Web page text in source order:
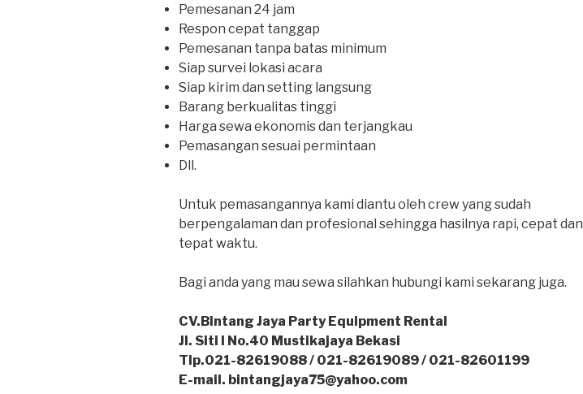
Pemesanan 24 jam
Respon cepat tanggap
Pemesanan tanpa batas minimum
Siap survei lokasi acara
Siap kirim dan setting langsung
Barang berkualitas tinggi
Harga sewa ekonomis dan terjangkau
Pemasangan sesuai permintaan
Dll.
Untuk pemasangannya kami diantu oleh crew yang sudah
berpengalaman dan profesional sehingga hasilnya rapi, cepat dan
tepat waktu.
Bagi anda yang mau sewa silahkan hubungi kami sekarang juga.
CV.Bintang Jaya Party Equipment Rental
Jl. Siti I No.40 Mustikajaya Bekasi
Tlp.021-82619088 / 021-82619089 / 021-82601199
E-mail. bintangjaya75@yahoo.com